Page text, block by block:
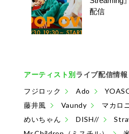
配信
アーティスト別ライブ配信情報
フジロック Ado
藤井風
Vaundy マカロ
めいちゃん
DISH//